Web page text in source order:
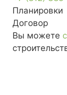
Планировки
Договор
Вы можете